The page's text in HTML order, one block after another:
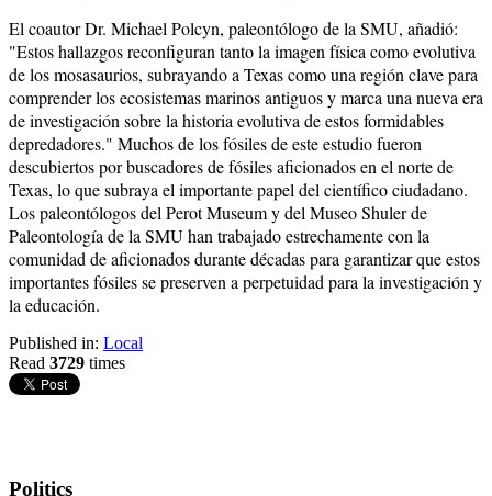
El coautor Dr. Michael Polcyn, paleontólogo de la SMU, añadió:
"Estos hallazgos reconfiguran tanto la imagen física como evolutiva
de los mosasaurios, subrayando a Texas como una región clave para
comprender los ecosistemas marinos antiguos y marca una nueva era
de investigación sobre la historia evolutiva de estos formidables
depredadores." Muchos de los fósiles de este estudio fueron
descubiertos por buscadores de fósiles aficionados en el norte de
Texas, lo que subraya el importante papel del científico ciudadano.
Los paleontólogos del Perot Museum y del Museo Shuler de
Paleontología de la SMU han trabajado estrechamente con la
comunidad de aficionados durante décadas para garantizar que estos
importantes fósiles se preserven a perpetuidad para la investigación y
la educación.
Published in: Local
Read 3729 times
Politics